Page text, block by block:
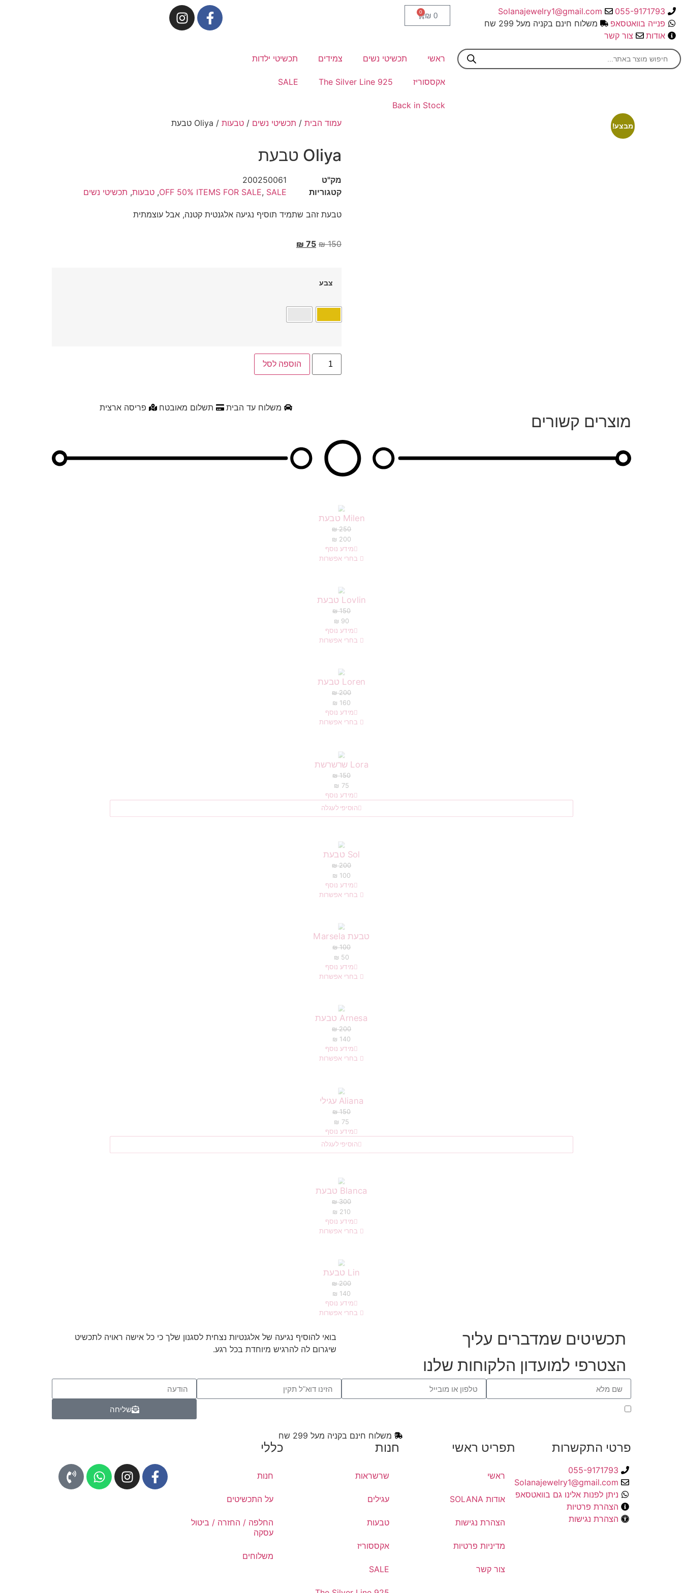
055-9171793
Solanajewelry1@gmail.com
פנייה בוואטסאפ
משלוח חינם בקניה מעל 299 שח
אודות
צור קשר
₪ 0
0
ראשי תכשיטי נשים צמידים תכשיטי ילדות
אקססוריז The Silver Line 925
SALE
Back in Stock
מבצע! עמוד הבית / תכשיטי נשים / טבעות / Oliya טבעת
Oliya טבעת
מק"ט
200250061
קטגוריות
OFF 50% ITEMS FOR SALE, SALE
, טבעות, תכשיטי נשים
טבעת זהב שתמיד תוסיף נגיעה אלגנטית קטנה, אבל עוצמתית
₪150
₪ 75
צבע
הוספה לסל
משלוח עד הבית תשלום מאובטח פריסה ארצית
מוצרים קשורים
Milen טבעת
₪250
₪ 200
מידע נוסף
בחרי אפשרות
Lovlin טבעת
₪150
₪ 90
מידע נוסף
בחרי אפשרות
Loren טבעת
₪200
₪ 160
מידע נוסף
בחרי אפשרות
Lora שרשרשת
₪150
₪ 75
מידע נוסף
הוסיפי לעגלה
Sol טבעת
₪200
₪ 100
מידע נוסף
בחרי אפשרות
טבעת Marsela
₪100
₪ 50
מידע נוסף
בחרי אפשרות
Arnesa טבעת
₪200
₪ 140
מידע נוסף
בחרי אפשרות
Aliana עגילי
₪150
₪ 75
מידע נוסף
הוסיפי לעגלה
Blanca טבעת
₪300
₪ 210
מידע נוסף
בחרי אפשרות
Lin טבעת
₪200
₪ 140
מידע נוסף
בחרי אפשרות
תכשיטים שמדברים עליך
הצטרפי למועדון הלקוחות שלנו
בואי להוסיף נגיעה של אלגנטיות נצחית לסגנון שלך כי כל אישה ראויה לתכשיט
שיגרום לה להרגיש מיוחדת בכל רגע.
שליחה
משלוח חינם בקניה מעל 299 שח
פרטי התקשרות
055-9171793
Solanajewelry1@gmail.com
ניתן לפנות אלינו גם בוואטסאפ
הצהרת פרטיות
הצהרת נגישות
תפריט ראשי
ראשי
אודות SOLANA
הצהרת נגישות
מדיניות פרטיות
צור קשר
חנות
שרשראות
עגילים
טבעות
אקססוריז
SALE
כללי
חנות
על התכשיטים
החלפה / החזרה / ביטול
עסקה
משלוחים